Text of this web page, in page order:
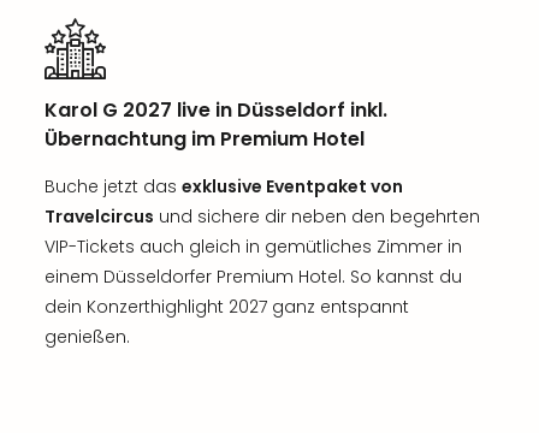
Karol G 2027 live in Düsseldorf inkl.
Übernachtung im Premium Hotel
Buche jetzt das exklusive Eventpaket von
Travelcircus und sichere dir neben den begehrten
VIP-Tickets auch gleich in gemütliches Zimmer in
einem Düsseldorfer Premium Hotel. So kannst du
dein Konzerthighlight 2027 ganz entspannt
genießen.